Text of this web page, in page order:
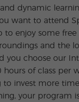
dynamic
want to attend
to enjoy some
and the
you choose our
hours of class per
to invest more
your program